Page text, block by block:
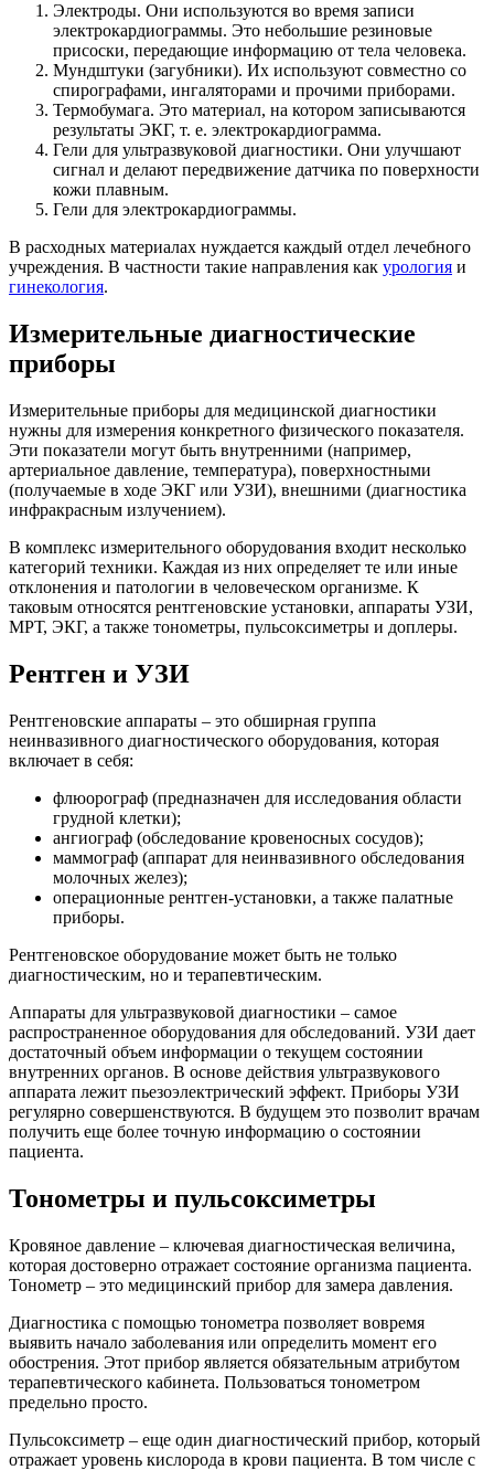
Электроды. Они используются во время записи
электрокардиограммы. Это небольшие резиновые
присоски, передающие информацию от тела человека.
Мундштуки (загубники). Их используют совместно со
спирографами, ингаляторами и прочими приборами.
Термобумага. Это материал, на котором записываются
результаты ЭКГ, т. е. электрокардиограмма.
Гели для ультразвуковой диагностики. Они улучшают
сигнал и делают передвижение датчика по поверхности
кожи плавным.
Гели для электрокардиограммы.
В расходных материалах нуждается каждый отдел лечебного
учреждения. В частности такие направления как урология и
гинекология.
Измерительные диагностические
приборы
Измерительные приборы для медицинской диагностики
нужны для измерения конкретного физического показателя.
Эти показатели могут быть внутренними (например,
артериальное давление, температура), поверхностными
(получаемые в ходе ЭКГ или УЗИ), внешними (диагностика
инфракрасным излучением).
В комплекс измерительного оборудования входит несколько
категорий техники. Каждая из них определяет те или иные
отклонения и патологии в человеческом организме. К
таковым относятся рентгеновские установки, аппараты УЗИ,
МРТ, ЭКГ, а также тонометры, пульсоксиметры и доплеры.
Рентген и УЗИ
Рентгеновские аппараты – это обширная группа
неинвазивного диагностического оборудования, которая
включает в себя:
флюорограф (предназначен для исследования области
грудной клетки);
ангиограф (обследование кровеносных сосудов);
маммограф (аппарат для неинвазивного обследования
молочных желез);
операционные рентген-установки, а также палатные
приборы.
Рентгеновское оборудование может быть не только
диагностическим, но и терапевтическим.
Аппараты для ультразвуковой диагностики – самое
распространенное оборудования для обследований. УЗИ дает
достаточный объем информации о текущем состоянии
внутренних органов. В основе действия ультразвукового
аппарата лежит пьезоэлектрический эффект. Приборы УЗИ
регулярно совершенствуются. В будущем это позволит врачам
получить еще более точную информацию о состоянии
пациента.
Тонометры и пульсоксиметры
Кровяное давление – ключевая диагностическая величина,
которая достоверно отражает состояние организма пациента.
Тонометр – это медицинский прибор для замера давления.
Диагностика с помощью тонометра позволяет вовремя
выявить начало заболевания или определить момент его
обострения. Этот прибор является обязательным атрибутом
терапевтического кабинета. Пользоваться тонометром
предельно просто.
Пульсоксиметр – еще один диагностический прибор, который
отражает уровень кислорода в крови пациента. В том числе с